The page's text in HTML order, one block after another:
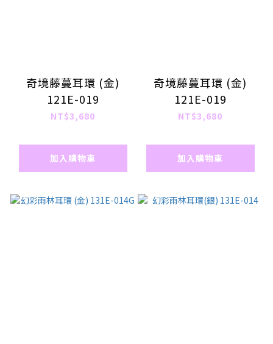
奇境藤蔓耳環 (金)
121E-019
NT$3,680
加入購物車
奇境藤蔓耳環 (金)
121E-019
NT$3,680
加入購物車